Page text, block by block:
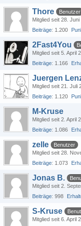
Thore
Benutzer
Mitglied seit 28. Juni
Beiträge 1.200
2Fast4You
Mitglied seit 5. April
Beiträge 1.166
Juergen
Mitglied seit 21. Juli
Beiträge 1.120
M-Kruse
Mitglied seit 2. April
Beiträge 1.086
zelle
Benutzer
Mitglied seit 28.
Beiträge 1.073
Jonas B.
Mitglied seit 2.
Beiträge 998
S-Kruse
Mitglied seit 6. April